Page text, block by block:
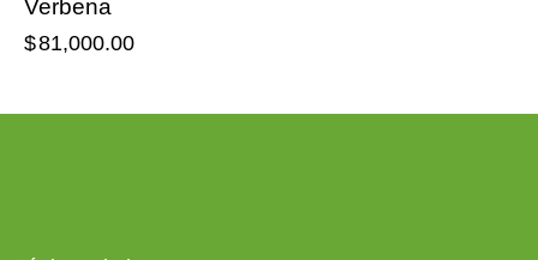
Verbena
$81,000.00